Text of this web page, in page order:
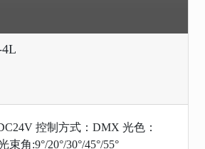
控制方式：DMX 光色：
角:9°/20°/30°/45°/55°